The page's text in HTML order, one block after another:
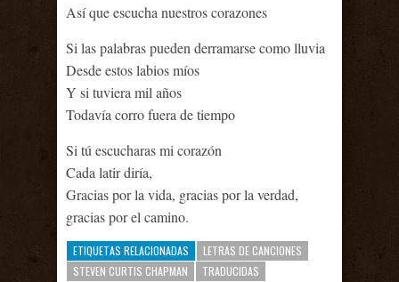
Así que escucha nuestros corazones
Si las palabras pueden derramarse como lluvia
Desde estos labios míos
Y si tuviera mil años
Todavía corro fuera de tiempo
Si tú escucharas mi corazón
Cada latir diría,
Gracias por la vida, gracias por la verdad,
gracias por el camino.
ETIQUETAS RELACIONADAS
LETRAS DE CANCIONES
STEVEN CURTIS CHAPMAN
TRADUCIDAS